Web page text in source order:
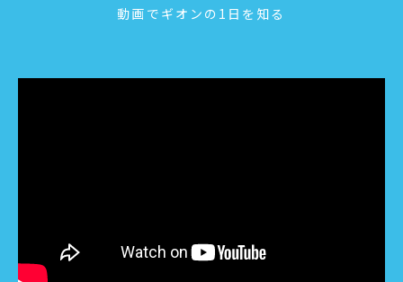
動画でギオンの1日を知る